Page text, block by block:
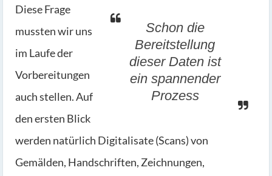
Schon die
Bereitstellung
dieser Daten ist
ein spannender
Prozess
Diese Frage
mussten wir uns
im Laufe der
Vorbereitungen
auch stellen. Auf
den ersten Blick
werden natürlich Digitalisate (Scans) von
Gemälden, Handschriften, Zeichnungen,